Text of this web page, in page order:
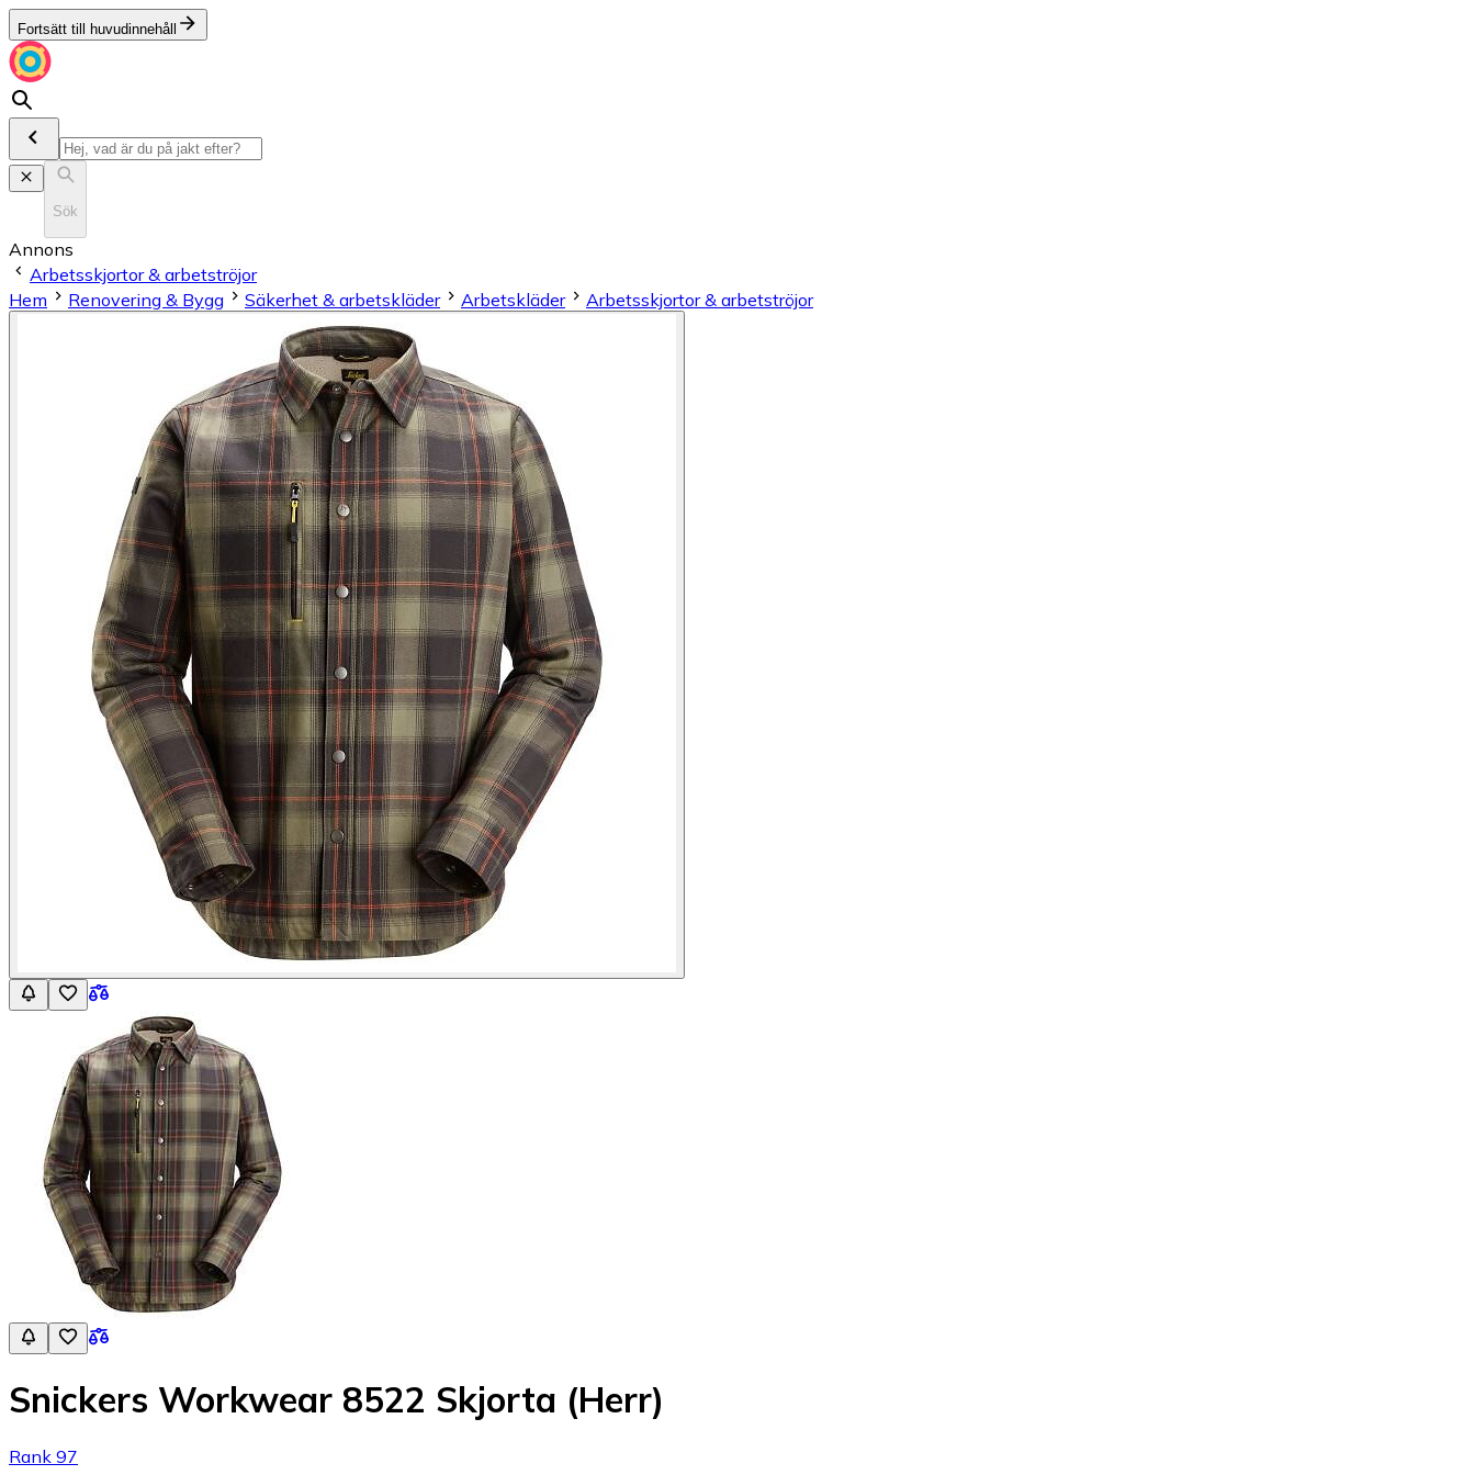
Fortsätt till huvudinnehåll
Sök
Annons
Arbetsskjortor & arbetströjor
Hem
Renovering & Bygg Säkerhet & arbetskläder Arbetskläder Arbetsskjortor & arbetströjor
Snickers Workwear 8522 Skjorta (Herr)
Rank 97